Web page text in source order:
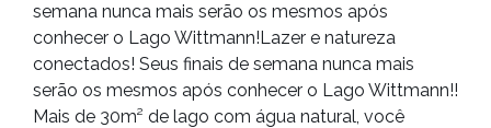
semana nunca mais serão os mesmos após
conhecer o Lago Wittmann!Lazer e natureza
conectados! Seus finais de semana nunca mais
serão os mesmos após conhecer o Lago Wittmann!!
Mais de 30m² de lago com água natural, você